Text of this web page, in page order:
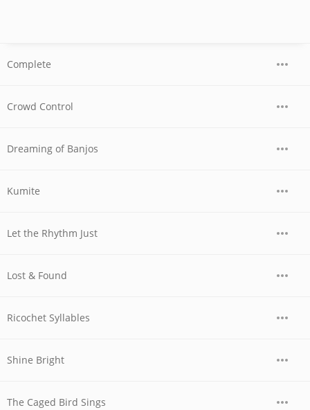
Complete
Crowd Control
Dreaming of Banjos
Kumite
Let the Rhythm Just
Lost & Found
Ricochet Syllables
Shine Bright
The Caged Bird Sings